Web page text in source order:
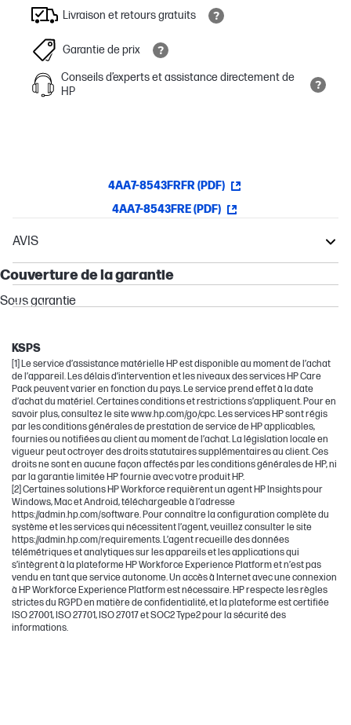
Livraison et retours gratuits
Garantie de prix
Conseils d’experts et assistance directement de
HP
4AA7-8543FRFR (PDF)
4AA7-8543FRE (PDF)
Garantie
Couverture de la garantie
Sous garantie
AVIS
EliteBook
Elite
ZBook
KSPS
[1] Le service d’assistance matérielle HP est disponible au moment de l’achat
de l’appareil. Les délais d’intervention et les niveaux des services HP Care
Pack peuvent varier en fonction du pays. Le service prend effet à la date
d’achat du matériel. Certaines conditions et restrictions s’appliquent. Pour en
savoir plus, consultez le site www.hp.com/go/cpc. Les services HP sont régis
par les conditions générales de prestation de service de HP applicables,
fournies ou notifiées au client au moment de l’achat. La législation locale en
vigueur peut octroyer des droits statutaires supplémentaires au client. Ces
droits ne sont en aucune façon affectés par les conditions générales de HP, ni
par la garantie limitée HP fournie avec votre produit HP.
[2] Certaines solutions HP Workforce requièrent un agent HP Insights pour
Windows, Mac et Android, téléchargeable à l’adresse
https://admin.hp.com/software. Pour connaître la configuration complète du
système et les services qui nécessitent l’agent, veuillez consulter le site
https://admin.hp.com/requirements. L’agent recueille des données
télémétriques et analytiques sur les appareils et les applications qui
s’intègrent à la plateforme HP Workforce Experience Platform et n’est pas
vendu en tant que service autonome. Un accès à Internet avec une connexion
à HP Workforce Experience Platform est nécessaire. HP respecte les règles
strictes du RGPD en matière de confidentialité, et la plateforme est certifiée
ISO 27001, ISO 27701, ISO 27017 et SOC2 Type2 pour la sécurité des
informations.